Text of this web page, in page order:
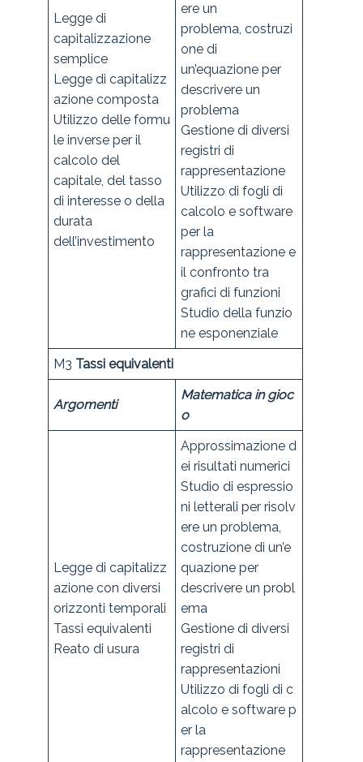
Legge di
capitalizzazione
semplice
Legge di capitalizz
azione composta
Utilizzo delle formu
le inverse per il
calcolo del
capitale, del tasso
di interesse o della
durata
dell’investimento
ere un
problema, costruzi
one di
un’equazione per
descrivere un
problema
Gestione di diversi
registri di
rappresentazione
Utilizzo di fogli di
calcolo e software
per la
rappresentazione e
il confronto tra
grafici di funzioni
Studio della funzio
ne esponenziale
M3 Tassi equivalenti
Argomenti
Matematica in gioc
o
Legge di capitalizz
azione con diversi
orizzonti temporali
Tassi equivalenti
Reato di usura
Approssimazione d
ei risultati numerici
Studio di espressio
ni letterali per risolv
ere un problema,
costruzione di un’e
quazione per
descrivere un probl
ema
Gestione di diversi
registri di
rappresentazioni
Utilizzo di fogli di c
alcolo e software p
er la
rappresentazione